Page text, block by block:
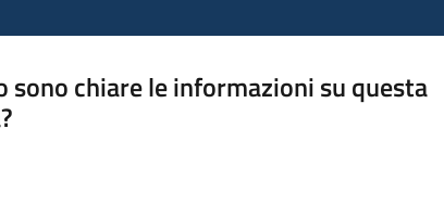
sono chiare le informazioni su questa